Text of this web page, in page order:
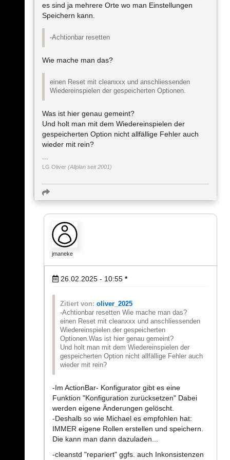
es sind ja mehrere Orte wo man Einstellungen
Speichern kann.
-Achtionbar resetten
Wie mache man das?
einen Reset mit cleanxxx und anschliessenden
Wiedereinspielen der gespeicherten Optionen.
Was ist hier genau gemeint?
Und holt man mit dem Wiedereinspielen der
gespeicherten Option nicht allfällige Fehler auch
wieder mit rein?
LG Oliver (Allplan seit 2001)
jmaneke
26.02.2025 - 10:55 *
Zitiert von: oliver_2025
-Achtionbar resetten Wie mache man das?
einen Reset mit cleanxxx und anschliessenden
Wiedereinspielen der gespeicherten
Optionen.Was ist hier genau gemeint?
Und holt man mit dem Wiedereinspielen der
gespeicherten Option nicht allfällige Fehler auch
wieder mit rein?
-Im ActionBar- Konfigurator gibt es eine
Funktion "Konfiguration zurücksetzen" Dabei
werden eigene Änderungen gelöscht.
-Deshalb so wie Michael es empfohlen hat:
IMMER eigene Rollen erstellen und speichern.
Die kann man dann dazuladen...
-cleanstd "repariert" ggfs. auch Inkonsistenzen